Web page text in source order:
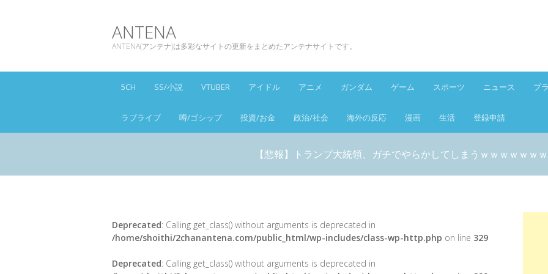
ANTENA
ANTENA(アンテナ)は多彩なサイトの更新をまとめたアンテナサイトです。
5CH SS/小説 VTUBER アイドル アニメ ガンダム ゲーム スポーツ ニュース プ
ラブライブ 噂/ゴシップ 投資/お金 政治/社会 海外の反応 漫画 生活 登録申請
【悲報】トランプ大統領、ガチでやらかしてしまうｗｗｗｗｗｗ
Deprecated: Calling get_class() without arguments is deprecated in
/home/shoithi/2chanantena.com/public_html/wp-includes/class-wp-http.php on line 329
Deprecated: Calling get_class() without arguments is deprecated in